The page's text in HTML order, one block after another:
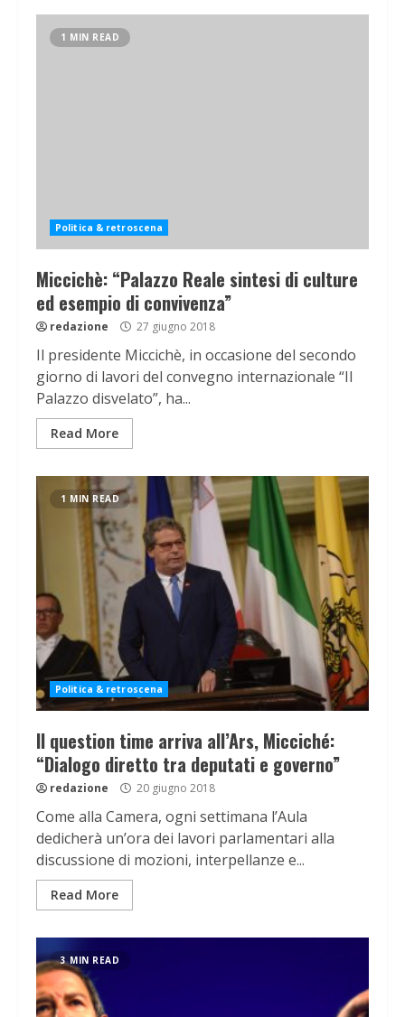
1 MIN READ
Politica & retroscena
Miccichè: “Palazzo Reale sintesi di culture
ed esempio di convivenza”
redazione 27 giugno 2018
Il presidente Miccichè, in occasione del secondo
giorno di lavori del convegno internazionale “Il
Palazzo disvelato”, ha...
Read More
1 MIN READ
Politica & retroscena
Il question time arriva all’Ars, Micciché:
“Dialogo diretto tra deputati e governo”
redazione 20 giugno 2018
Come alla Camera, ogni settimana l’Aula
dedicherà un’ora dei lavori parlamentari alla
discussione di mozioni, interpellanze e...
Read More
3 MIN READ